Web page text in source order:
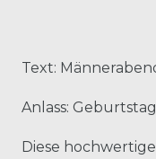
Text:
Anlass:
Diese